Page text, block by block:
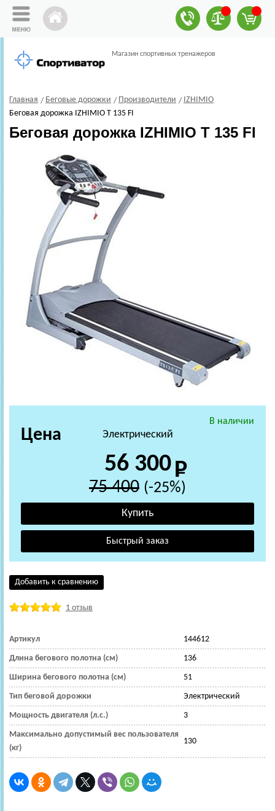
Магазин спортивных тренажеров
Главная Беговые дорожки Производители
IZHIMIO
Беговая дорожка IZHIMIO T 135 FI
Беговая дорожка IZHIMIO T 135 FI
В наличии
Электрический
Цена
56 300
75 400 (-25%)
Добавить к сравнению
1 отзыв
Артикул 144612
Длина бегового полотна (см) 136
Ширина бегового полотна (см) 51
Тип беговой дорожки Электрический
Мощность двигателя (л.с.) 3
Максимально допустимый вес пользователя
(кг)
130